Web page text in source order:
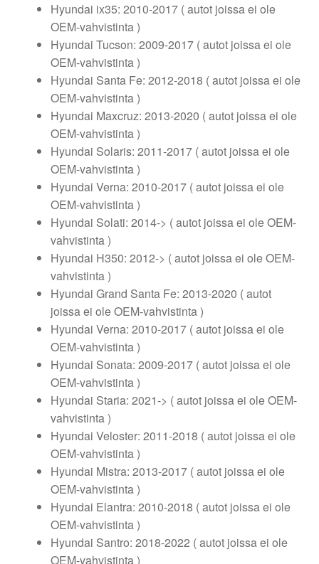
Hyundai ix35: 2010-2017 ( autot joissa ei ole
OEM-vahvistinta )
Hyundai Tucson: 2009-2017 ( autot joissa ei ole
OEM-vahvistinta )
Hyundai Santa Fe: 2012-2018 ( autot joissa ei ole
OEM-vahvistinta )
Hyundai Maxcruz: 2013-2020 ( autot joissa ei ole
OEM-vahvistinta )
Hyundai Solaris: 2011-2017 ( autot joissa ei ole
OEM-vahvistinta )
Hyundai Verna: 2010-2017 ( autot joissa ei ole
OEM-vahvistinta )
Hyundai Solati: 2014-> ( autot joissa ei ole OEM-
vahvistinta )
Hyundai H350: 2012-> ( autot joissa ei ole OEM-
vahvistinta )
Hyundai Grand Santa Fe: 2013-2020 ( autot
joissa ei ole OEM-vahvistinta )
Hyundai Verna: 2010-2017 ( autot joissa ei ole
OEM-vahvistinta )
Hyundai Sonata: 2009-2017 ( autot joissa ei ole
OEM-vahvistinta )
Hyundai Staria: 2021-> ( autot joissa ei ole OEM-
vahvistinta )
Hyundai Veloster: 2011-2018 ( autot joissa ei ole
OEM-vahvistinta )
Hyundai Mistra: 2013-2017 ( autot joissa ei ole
OEM-vahvistinta )
Hyundai Elantra: 2010-2018 ( autot joissa ei ole
OEM-vahvistinta )
Hyundai Santro: 2018-2022 ( autot joissa ei ole
OEM-vahvistinta )